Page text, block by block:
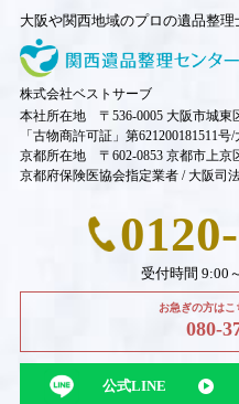
大阪や関西地域のプロの遺品整理
株式会社ベストサーブ
本社所在地 〒536-0005 大阪市城東
「古物商許可証」第621200181511
京都所在地 〒602-0853 京都市上京
京都府保険医協会指定業者 / 大阪司
受付時間 9:00
お急ぎの方はこ
080-
公式LINE